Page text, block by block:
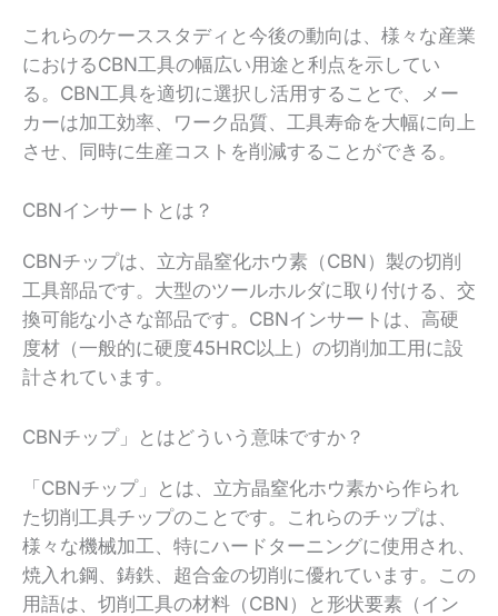
これらのケーススタディと今後の動向は、様々な産業
におけるCBN工具の幅広い用途と利点を示してい
る。CBN工具を適切に選択し活用することで、メー
カーは加工効率、ワーク品質、工具寿命を大幅に向上
させ、同時に生産コストを削減することができる。
CBNインサートとは？
CBNチップは、立方晶窒化ホウ素（CBN）製の切削
工具部品です。大型のツールホルダに取り付ける、交
換可能な小さな部品です。CBNインサートは、高硬
度材（一般的に硬度45HRC以上）の切削加工用に設
計されています。
CBNチップ」とはどういう意味ですか？
「CBNチップ」とは、立方晶窒化ホウ素から作られ
た切削工具チップのことです。これらのチップは、
様々な機械加工、特にハードターニングに使用され、
焼入れ鋼、鋳鉄、超合金の切削に優れています。この
用語は、切削工具の材料（CBN）と形状要素（イン